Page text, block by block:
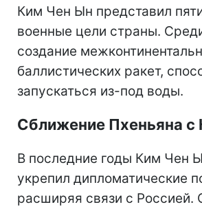
Ким Чен Ын представил
военные цели страны.
создание
баллистических ракет,
запускаться из-под воды.
Сближение Пхеньяна
В последние годы Ким Чен
укрепил дипломатические
расширяя связи с Россией.